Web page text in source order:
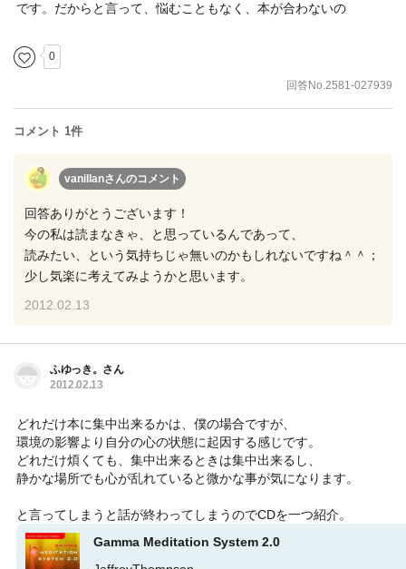
です。だからと言って、悩むこともなく、本が合わないの
0
回答No.2581-027939
コメント 1件
vanillanさんのコメント
回答ありがとうございます！
今の私は読まなきゃ、と思っているんであって、
読みたい、という気持ちじゃ無いのかもしれないですね＾＾；
少し気楽に考えてみようかと思います。
2012.02.13
ふゆっき。さん
2012.02.13
どれだけ本に集中出来るかは、僕の場合ですが、
環境の影響より自分の心の状態に起因する感じです。
どれだけ煩くても、集中出来るときは集中出来るし、
静かな場所でも心が乱れていると微かな事が気になります。
と言ってしまうと話が終わってしまうのでCDを一つ紹介。
Gamma Meditation System 2.0